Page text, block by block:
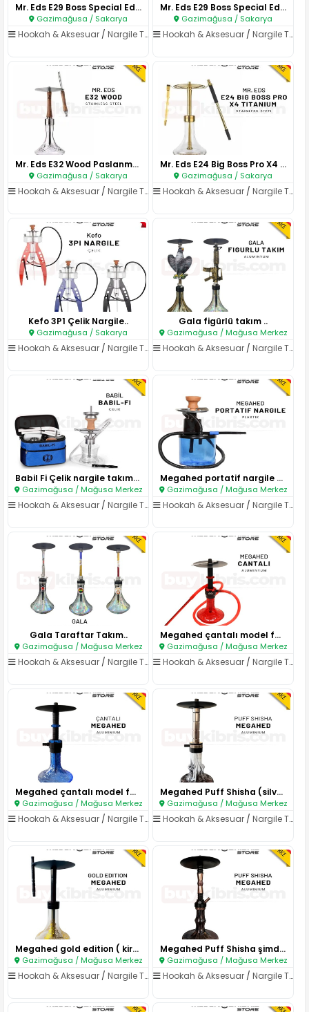
Mr. Eds E29 Boss Special Editi..
Gazimağusa / Sakarya
Hookah & Aksesuar / Nargile Takımları
Mr. Eds E29 Boss Special Editi..
Gazimağusa / Sakarya
Hookah & Aksesuar /Nargile Takımları
Mr. Eds E32 Wood Paslanmaz Çel..
Gazimağusa / Sakarya
Hookah & Aksesuar / Nargile Takımları
Mr. Eds E24 Big Boss Pro X4 Ti..
Gazimağusa / Sakarya
Hookah & Aksesuar /Nargile Takımları
Kefo 3P1 Çelik Nargile..
Gazimağusa / Sakarya
Hookah & Aksesuar / Nargile Takımları
Gala figürlü takım ..
Gazimağusa / Mağusa Merkez
Hookah & Aksesuar /Nargile Takımları
Babil Fi Çelik nargile takımı ..
Gazimağusa / Mağusa Merkez
Hookah & Aksesuar / Nargile Takımları
Megahed portatif nargile takı..
Gazimağusa / Mağusa Merkez
Hookah & Aksesuar /Nargile Takımları
Gala Taraftar Takım..
Gazimağusa / Mağusa Merkez
Hookah & Aksesuar / Nargile Takımları
Megahed çantalı model farklı r..
Gazimağusa / Mağusa Merkez
Hookah & Aksesuar /Nargile Takımları
Megahed çantalı model farklı ..
Gazimağusa / Mağusa Merkez
Hookah & Aksesuar / Nargile Takımları
Megahed Puff Shisha (silver,ma..
Gazimağusa / Mağusa Merkez
Hookah & Aksesuar /Nargile Takımları
Megahed gold edition ( kirmizi..
Gazimağusa / Mağusa Merkez
Hookah & Aksesuar / Nargile Takımları
Megahed Puff Shisha şimdi Mede..
Gazimağusa / Mağusa Merkez
Hookah & Aksesuar /Nargile Takımları